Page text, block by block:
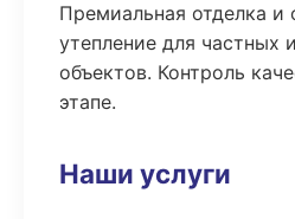
Премиальная отделка и
утепление для частных
объектов. Контроль
этапе.
Наши услуги